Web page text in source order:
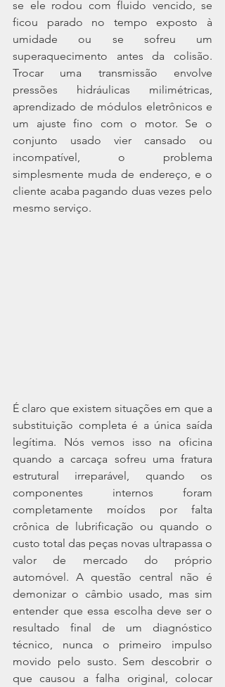
se ele rodou com fluido vencido, se
ficou parado no tempo exposto à
umidade ou se sofreu um
superaquecimento antes da colisão.
Trocar uma transmissão envolve
pressões hidráulicas milimétricas,
aprendizado de módulos eletrônicos e
um ajuste fino com o motor. Se o
conjunto usado vier cansado ou
incompatível, o problema
simplesmente muda de endereço, e o
cliente acaba pagando duas vezes pelo
mesmo serviço.
É claro que existem situações em que a
substituição completa é a única saída
legítima. Nós vemos isso na oficina
quando a carcaça sofreu uma fratura
estrutural irreparável, quando os
componentes internos foram
completamente moídos por falta
crônica de lubrificação ou quando o
custo total das peças novas ultrapassa o
valor de mercado do próprio
automóvel. A questão central não é
demonizar o câmbio usado, mas sim
entender que essa escolha deve ser o
resultado final de um diagnóstico
técnico, nunca o primeiro impulso
movido pelo susto. Sem descobrir o
que causou a falha original, colocar